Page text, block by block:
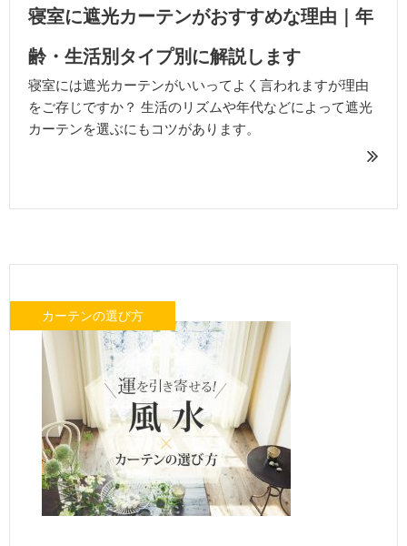
寝室に遮光カーテンがおすすめな理由｜年
齢・生活別タイプ別に解説します
寝室には遮光カーテンがいいってよく言われますが理由
をご存じですか？ 生活のリズムや年代などによって遮光
カーテンを選ぶにもコツがあります。
カーテンの選び方